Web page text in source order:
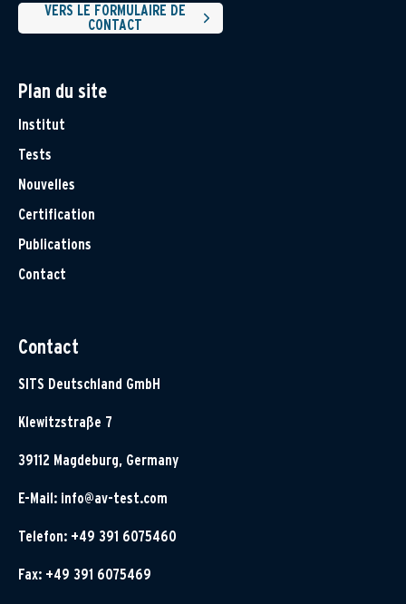
VERS LE FORMULAIRE DE
CONTACT
Plan du site
Institut
Tests
Nouvelles
Certification
Publications
Contact
Contact
SITS Deutschland GmbH
Klewitzstraße 7
39112 Magdeburg, Germany
E-Mail: info@av-test.com
Telefon: +49 391 6075460
Fax: +49 391 6075469